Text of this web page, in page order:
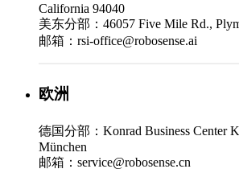
California 94040
美东分部：46057 Five Mile Rd.,
邮箱：rsi-office@robosense.ai
欧洲
德国分部：Konrad Business Center
München
邮箱：service@robosense.cn